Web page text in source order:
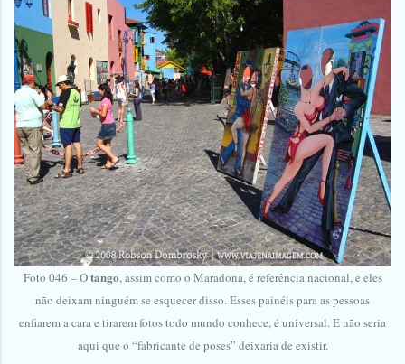
Foto 046 – Otango, assim como o Maradona, é referência nacional, e eles
não deixam ninguém se esquecer disso. Esses painéis para as pessoas
enfiarem a cara e tirarem fotos todo mundo conhece, é universal. E não seria
aqui que o “fabricante de poses” deixaria de existir.